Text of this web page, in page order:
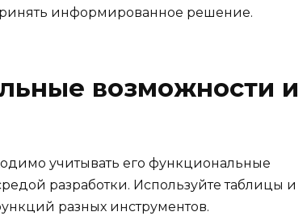
информированное решение.
возможности и
учитывать его функциональные
разработки. Используйте таблицы и
разных инструментов.